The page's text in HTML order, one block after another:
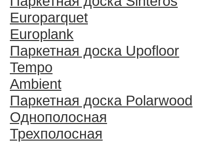
Europarquet
Europlank
Паркетная доска Upofloor
Tempo
Ambient
Паркетная доска Polarwood
Однополосная
Трехполосная